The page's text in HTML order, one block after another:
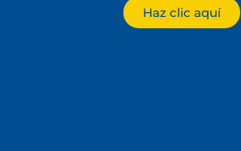
Haz clic aquí